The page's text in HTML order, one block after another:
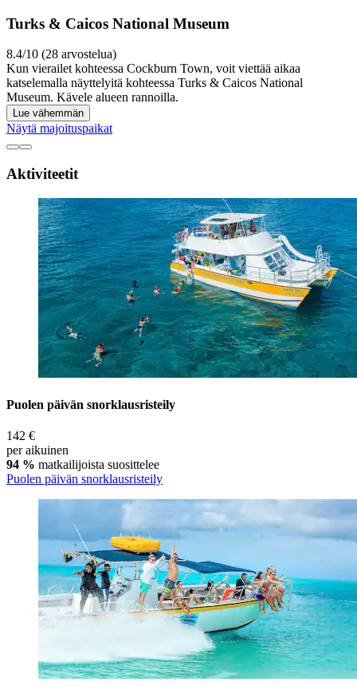
Turks & Caicos National Museum
8.4/10 (28 arvostelua)
Kun vierailet kohteessa Cockburn Town, voit viettää aikaa
katselemalla näyttelyitä kohteessa Turks & Caicos National
Museum. Kävele alueen rannoilla.
Lue vähemmän
Näytä majoituspaikat
Aktiviteetit
Puolen päivän snorklausristeily
142 €
per aikuinen
94 % matkailijoista suosittelee
Puolen päivän snorklausristeily